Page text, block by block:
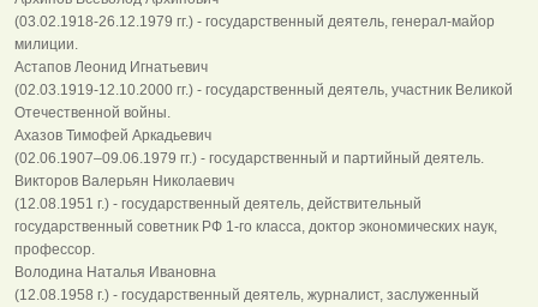
(03.02.1918-26.12.1979 гг.) - государственный деятель, генерал-майор
милиции.
Астапов Леонид Игнатьевич
(02.03.1919-12.10.2000 гг.) - государственный деятель, участник Великой
Отечественной войны.
Ахазов Тимофей Аркадьевич
(02.06.1907–09.06.1979 гг.) - государственный и партийный деятель.
Викторов Валерьян Николаевич
(12.08.1951 г.) - государственный деятель, действительный
государственный советник РФ 1-го класса, доктор экономических наук,
профессор.
Володина Наталья Ивановна
(12.08.1958 г.) - государственный деятель, журналист, заслуженный